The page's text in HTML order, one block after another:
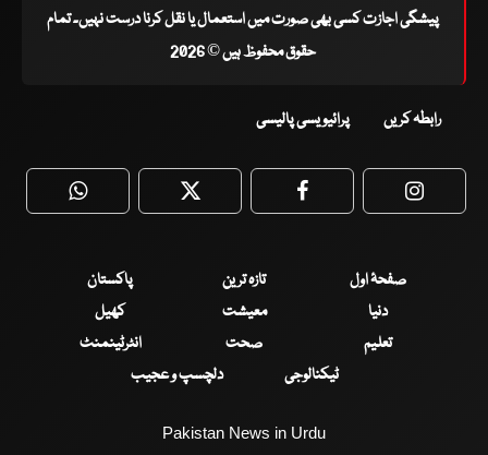
پیشگی اجازت کسی بھی صورت میں استعمال یا نقل کرنا درست نہیں۔ تمام
حقوق محفوظ ہیں © 2026
رابطہ کریں پرائیویسی پالیسی
WhatsApp Twitter Facebook
صفحۂ اول تازہ ترین
پاکستان
دنیا
معیشت
کھیل
تعلیم
صحت
انٹرٹینمنٹ
ٹیکنالوجی
دلچسپ و عجیب
Pakistan News in Urdu